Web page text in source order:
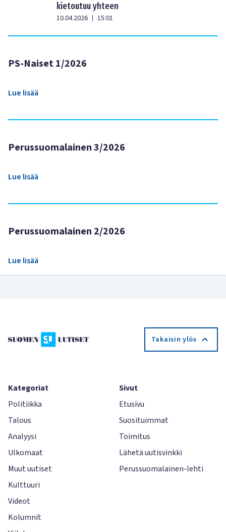
kietoutuu yhteen
10.04.2026 | 15:01
PS-Naiset 1/2026
Lue lisää
Perussuomalainen 3/2026
Lue lisää
Perussuomalainen 2/2026
Lue lisää
Takaisin ylös
Kategoriat
Politiikka
Talous
Analyysi
Ulkomaat
Muut uutiset
Kulttuuri
Videot
Kolumnit
Sivut
Etusivu
Suosituimmat
Toimitus
Lähetä uutisvinkki
Perussuomalainen-lehti